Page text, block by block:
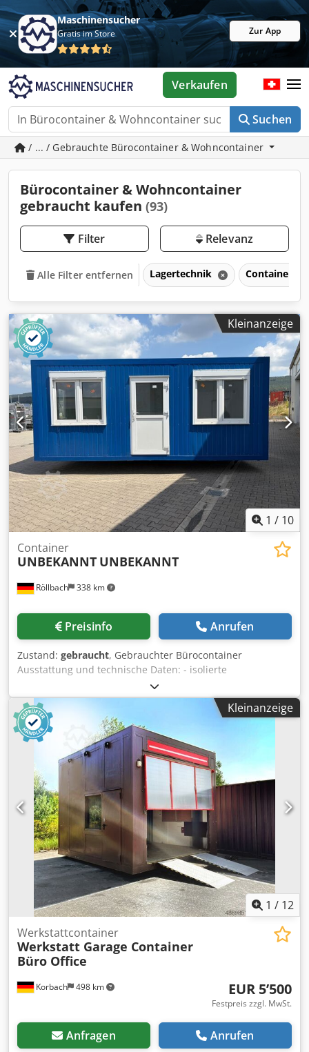
Maschinensucher
Gratis im Store Zur App
Suchen
Verkaufen
/ ... / Gebrauchte Bürocontainer & Wohncontainer
Bürocontainer & Wohncontainer
gebraucht kaufen (93)
Filter Relevanz
Alle Filter entfernen Lagertechnik Container &
Kleinanzeige
1 / 10
Röllbach 338 km
Container
UNBEKANNT UNBEKANNT
Preisinfo Anrufen
Zustand: gebraucht, Gebrauchter Bürocontainer
Ausstattung und technische Daten: - isolierte
Stahlcontainer-Ausführung - CEE-Starkstromanschluss -
Elektro-Unterverteilung - mehrere 230-V-Steckdosen - 2
Deckenleuchten - 3 Kunststofffenster mit Rollläden (2
vorne, 1 seitlich) - verglaste Eingangstür - pflegeleichter
Bodenbelag - sofort einsatzbereit - Maße: ca. 6.000 × 2.450
× 2.550 mm Verfügbarkeit: kurzfristig Dcodpfx Ahjznk Dgo
Ssk Standort: 63934 Röllbach
Kleinanzeige
1 / 12
Korbach 498 km
Werkstattcontainer
Werkstatt Garage Container
Büro Office
EUR 5’500
Festpreis zzgl. MwSt.
Anfragen Anrufen